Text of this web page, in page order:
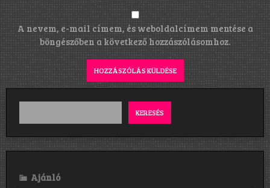
A nevem, e-mail címem, és weboldalcímem mentése a
böngészőben a következő hozzászólásomhoz.
KERESÉS
Ajánló